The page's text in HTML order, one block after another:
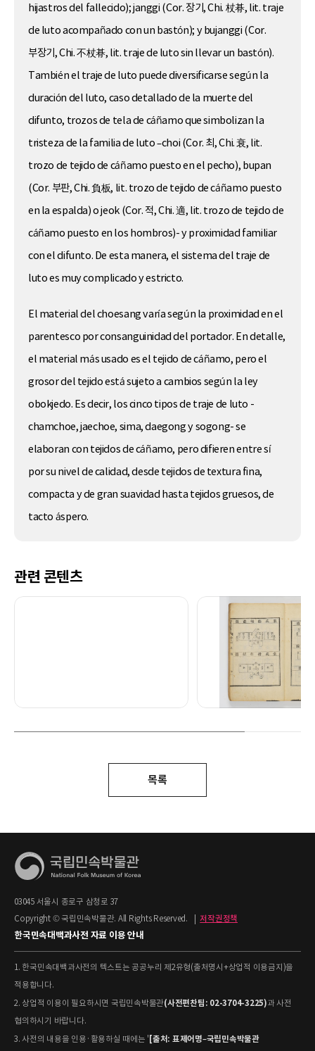
hijastros del fallecido); janggi (Cor. 장기, Chi. 杖朞, lit. traje
de luto acompañado con un bastón); y bujanggi (Cor.
부장기, Chi. 不杖朞, lit. traje de luto sin llevar un bastón).
También el traje de luto puede diversificarse según la
duración del luto, caso detallado de la muerte del
difunto, trozos de tela de cáñamo que simbolizan la
tristeza de la familia de luto –choi (Cor. 최, Chi. 衰, lit.
trozo de tejido de cáñamo puesto en el pecho), bupan
(Cor. 부판, Chi. 負板, lit. trozo de tejido de cáñamo puesto
en la espalda) o jeok (Cor. 적, Chi. 適, lit. trozo de tejido de
cáñamo puesto en los hombros)- y proximidad familiar
con el difunto. De esta manera, el sistema del traje de
luto es muy complicado y estricto.
El material del choesang varía según la proximidad en el
parentesco por consanguinidad del portador. En detalle,
el material más usado es el tejido de cáñamo, pero el
grosor del tejido está sujeto a cambios según la ley
obokjedo. Es decir, los cinco tipos de traje de luto -
chamchoe, jaechoe, sima, daegong y sogong- se
elaboran con tejidos de cáñamo, pero difieren entre sí
por su nivel de calidad, desde tejidos de textura fina,
compacta y de gran suavidad hasta tejidos gruesos, de
tacto áspero.
관련 콘텐츠
목록
03045 서울시 종로구 삼청로 37
Copyright © 국립민속박물관. All Rights Reserved.
저작권정책
한국민속대백과사전 자료 이용 안내
1. 한국민속대백과사전의 텍스트는 공공누리 제2유형(출처명시+상업적 이용금지)을
적용합니다.
2. 상업적 이용이 필요하시면 국립민속박물관(사전편찬팀: 02-3704-3225)과 사전
협의하시기 바랍니다.
3. 사전의 내용을 인용·활용하실 때에는 ' [출처: 표제어명–국립민속박물관